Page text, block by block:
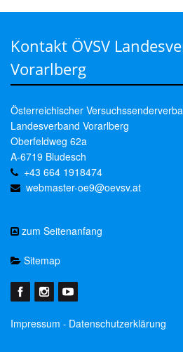
Kontakt ÖVSV
Vorarlberg
Österreichischer
Landesverband Vorarlberg
Oberfeldweg 62a
A-6719 Bludesch
+43 664 1918474
webmaster-oe9@oevsv.at
zum Seitenanfang
Sitemap
Impressum - Datenschutzerklärung